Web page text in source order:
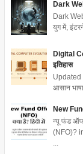
Dark
Dark
युग में,
Digital
इतिहास
आसान
New
न्यू फंड
(NFO)?
...